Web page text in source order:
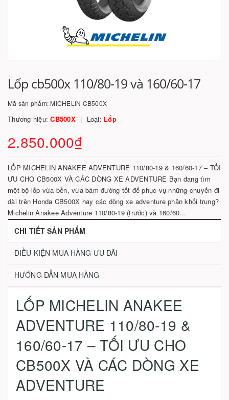
Lốp cb500x 110/80-19 và 160/60-17
Mã sản phẩm: MICHELIN CB500X
Thương hiệu:CB500X Loại: Lốp
2.850.000₫
LỐP MICHELIN ANAKEE ADVENTURE 110/80-19 & 160/60-17 – TỐI
ƯU CHO CB500X VÀ CÁC DÒNG XE ADVENTURE Bạn đang tìm
một bộ lốp vừa bền, vừa bám đường tốt để phục vụ những chuyến đi
dài trên Honda CB500X hay các dòng xe adventure phân khối trung?
Michelin Anakee Adventure 110/80-19 (trước) và 160/60...
CHI TIẾT SẢN PHẨM
ĐIỀU KIỆN MUA HÀNG ƯU ĐÃI
HƯỚNG DẪN MUA HÀNG
LỐP MICHELIN ANAKEE
ADVENTURE 110/80-19 &
160/60-17 – TỐI ƯU CHO
CB500X VÀ CÁC DÒNG XE
ADVENTURE